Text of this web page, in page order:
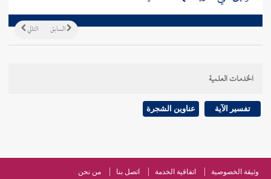
التالي السابق
الخدمات العلمية
تفسير الآية عناوين الشجرة
وثيقة الخصوصية اتفاقية الخدمة اتصل بنا من نحن